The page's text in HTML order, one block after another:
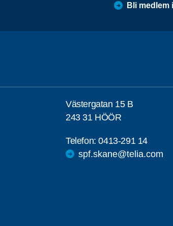
Bli medlem
Västergatan 15 B
243 31 HÖÖR
Telefon:0413-291 14
spf.skane@telia.com